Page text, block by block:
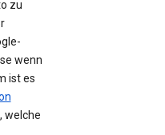
zu
wenn
ist es
welche